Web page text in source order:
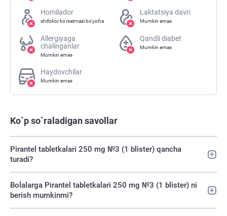
Homilador
shifokor ko'rsatmasi bo'yicha
Laktatsiya davri
Mumkin emas
Allergiyaga
chalinganlar
Mumkin emas
Qandli diabet
Mumkin emas
Haydovchilar
Mumkin emas
Ko`p so`raladigan savollar
Pirantel tabletkalari 250 mg №3 (1 blister) qancha
turadi?
Bolalarga Pirantel tabletkalari 250 mg №3 (1 blister) ni
berish mumkinmi?